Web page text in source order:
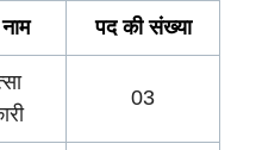
पद की संख्या
03